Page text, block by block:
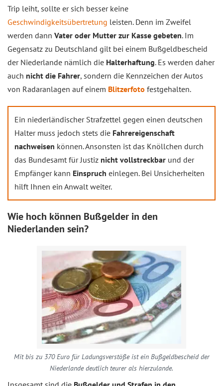
Trip leiht, sollte er sich besser keine
Geschwindigkeitsübertretung leisten. Denn im Zweifel
werden dann Vater oder Mutter zur Kasse gebeten. Im
Gegensatz zu Deutschland gilt bei einem Bußgeldbescheid
der Niederlande nämlich die Halterhaftung. Es werden daher
auch nicht die Fahrer, sondern die Kennzeichen der Autos
von Radaranlagen auf einem Blitzerfoto festgehalten.
Ein niederländischer Strafzettel gegen einen deutschen
Halter muss jedoch stets die Fahrereigenschaft
nachweisen können. Ansonsten ist das Knöllchen durch
das Bundesamt für Justiz nicht vollstreckbar und der
Empfänger kann Einspruch einlegen. Bei Unsicherheiten
hilft Ihnen ein Anwalt weiter.
Wie hoch können Bußgelder in den
Niederlanden sein?
Mit bis zu 370 Euro für Ladungsverstöße ist ein Bußgeldbescheid der
Niederlande deutlich teurer als hierzulande.